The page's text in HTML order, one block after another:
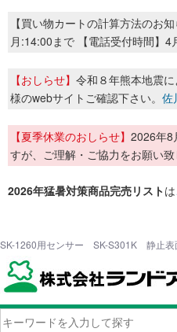
【買い物カートの計算方法のお
月:14:00まで 【電話受付時間】
【おしらせ】 令和８年熊本地震
様のwebサイトご確認下さい。 佐
【夏季休業のおしらせ】 2026年8
すが、ご理解・ご協力をお願い致
2026年猛暑対策商品完売リストは
SK-1260用センサー SK-S301K 静止